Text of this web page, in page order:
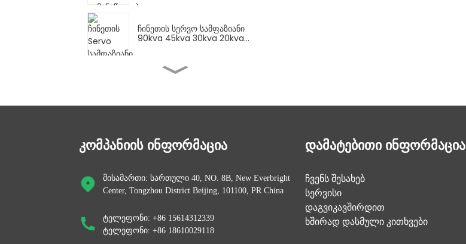
ჩინეთის სერვო სამფაზიანი
90kva 45kva 30kva 20kva...
ჩინეთის სერვო ტიპი
1000VA 10kva Servo M...
Banatton ერთფაზიანი სრული
ავტომატიკა 500VA 1000...
Banatton SRW 500VA 1000VA
1500VA სახლის პორტატული ...
კომპანიის ინფორმაცია
მისამართი: სართული 40, NO. 8B, New Everbright
Center, Tongzhou District Beijing, 101100, PR China
ტელეფონი: +86 15614312339
ტელეფონი: +86 18610029118
დამატებითი ინფორმაცია
ჩვენს შესახებ
სერვისი
დაგვიკავშირდით
ხშირად დასმული კითხვები